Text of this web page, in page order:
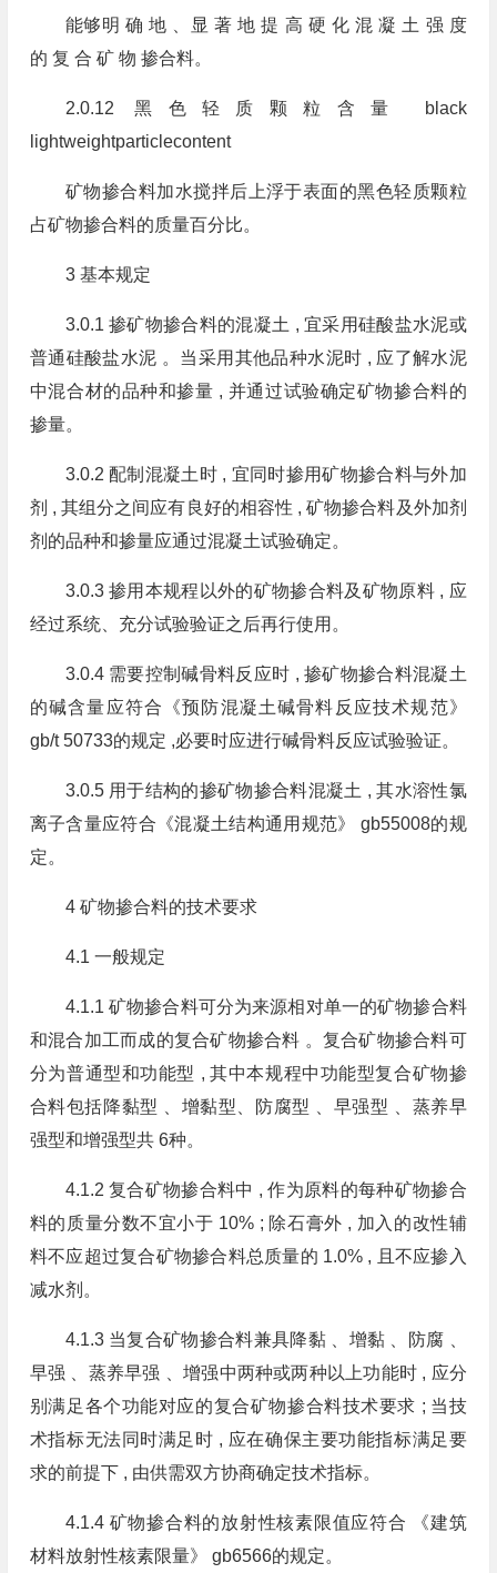
能够明 确 地 、显 著 地 提 高 硬 化 混 凝 土 强 度
的 复 合 矿 物 掺合料。
2.0.12 黑色轻质颗粒含量 black
lightweightparticlecontent
矿物掺合料加水搅拌后上浮于表面的黑色轻质颗粒
占矿物掺合料的质量百分比。
3 基本规定
3.0.1 掺矿物掺合料的混凝土 , 宜采用硅酸盐水泥或
普通硅酸盐水泥 。当采用其他品种水泥时 , 应了解水泥
中混合材的品种和掺量 , 并通过试验确定矿物掺合料的
掺量。
3.0.2 配制混凝土时 , 宜同时掺用矿物掺合料与外加
剂 , 其组分之间应有良好的相容性 , 矿物掺合料及外加剂
剂的品种和掺量应通过混凝土试验确定。
3.0.3 掺用本规程以外的矿物掺合料及矿物原料 , 应
经过系统、充分试验验证之后再行使用。
3.0.4 需要控制碱骨料反应时 , 掺矿物掺合料混凝土
的碱含量应符合《预防混凝土碱骨料反应技术规范》
gb/t 50733的规定 ,必要时应进行碱骨料反应试验验证。
3.0.5 用于结构的掺矿物掺合料混凝土 , 其水溶性氯
离子含量应符合《混凝土结构通用规范》 gb55008的规
定。
4 矿物掺合料的技术要求
4.1 一般规定
4.1.1 矿物掺合料可分为来源相对单一的矿物掺合料
和混合加工而成的复合矿物掺合料 。复合矿物掺合料可
分为普通型和功能型 , 其中本规程中功能型复合矿物掺
合料包括降黏型 、增黏型、防腐型 、早强型 、蒸养早
强型和增强型共 6种。
4.1.2 复合矿物掺合料中 , 作为原料的每种矿物掺合
料的质量分数不宜小于 10% ; 除石膏外 , 加入的改性辅
料不应超过复合矿物掺合料总质量的 1.0% , 且不应掺入
减水剂。
4.1.3 当复合矿物掺合料兼具降黏 、增黏 、防腐 、
早强 、蒸养早强 、增强中两种或两种以上功能时 , 应分
别满足各个功能对应的复合矿物掺合料技术要求 ; 当技
术指标无法同时满足时 , 应在确保主要功能指标满足要
求的前提下 , 由供需双方协商确定技术指标。
4.1.4 矿物掺合料的放射性核素限值应符合 《建筑
材料放射性核素限量》 gb6566的规定。